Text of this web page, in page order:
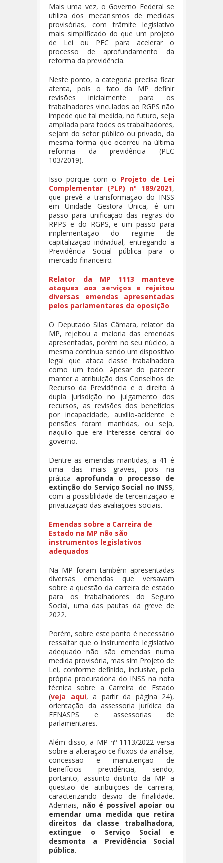
Mais uma vez, o Governo Federal se
utiliza dos mecanismos de medidas
provisórias, com trâmite legislativo
mais simplificado do que um projeto
de Lei ou PEC para acelerar o
processo de aprofundamento da
reforma da previdência.
Neste ponto, a categoria precisa ficar
atenta, pois o fato da MP definir
revisões inicialmente para os
trabalhadores vinculados ao RGPS não
impede que tal medida, no futuro, seja
ampliada para todos os trabalhadores,
sejam do setor público ou privado, da
mesma forma que ocorreu na última
reforma da previdência (PEC
103/2019).
Isso porque com o Projeto de Lei
Complementar (PLP) nº 189/2021,
que prevê a transformação do INSS
em Unidade Gestora Única, é um
passo para unificação das regras do
RPPS e do RGPS, e um passo para
implementação do regime de
capitalização individual, entregando a
Previdência Social pública para o
mercado financeiro.
Relator da MP 1113 manteve
ataques aos serviços e rejeitou
diversas emendas apresentadas
pelos parlamentares da oposição
O Deputado Silas Câmara, relator da
MP, rejeitou a maioria das emendas
apresentadas, porém no seu núcleo, a
mesma continua sendo um dispositivo
legal que ataca classe trabalhadora
como um todo. Apesar do parecer
manter a atribuição dos Conselhos de
Recurso da Previdência e o direito à
dupla jurisdição no julgamento dos
recursos, as revisões dos benefícios
por incapacidade, auxílio-acidente e
pensões foram mantidas, ou seja,
naquilo que era interesse central do
governo.
Dentre as emendas mantidas, a 41 é
uma das mais graves, pois na
prática aprofunda o processo de
extinção do Serviço Social no INSS,
com a possiblidade de terceirização e
privatização das avaliações sociais.
Emendas sobre a Carreira de
Estado na MP não são
instrumentos legislativos
adequados
Na MP foram também apresentadas
diversas emendas que versavam
sobre a questão da carreira de estado
para os trabalhadores do Seguro
Social, uma das pautas da greve de
2022.
Porém, sobre este ponto é necessário
ressaltar que o instrumento legislativo
adequado não são emendas numa
medida provisória, mas sim Projeto de
Lei, conforme definido, inclusive, pela
própria procuradoria do INSS na nota
técnica sobre a Carreira de Estado
(veja aqui, a partir da página 24),
orientação da assessoria jurídica da
FENASPS e assessorias de
parlamentares.
Além disso, a MP nº 1113/2022 versa
sobre a alteração de fluxos da análise,
concessão e manutenção de
benefícios previdência, sendo,
portanto, assunto distinto da MP a
questão de atribuições de carreira,
caracterizando desvio de finalidade.
Ademais, não é possível apoiar ou
emendar uma medida que retira
direitos da classe trabalhadora,
extingue o Serviço Social e
desmonta a Previdência Social
pública.